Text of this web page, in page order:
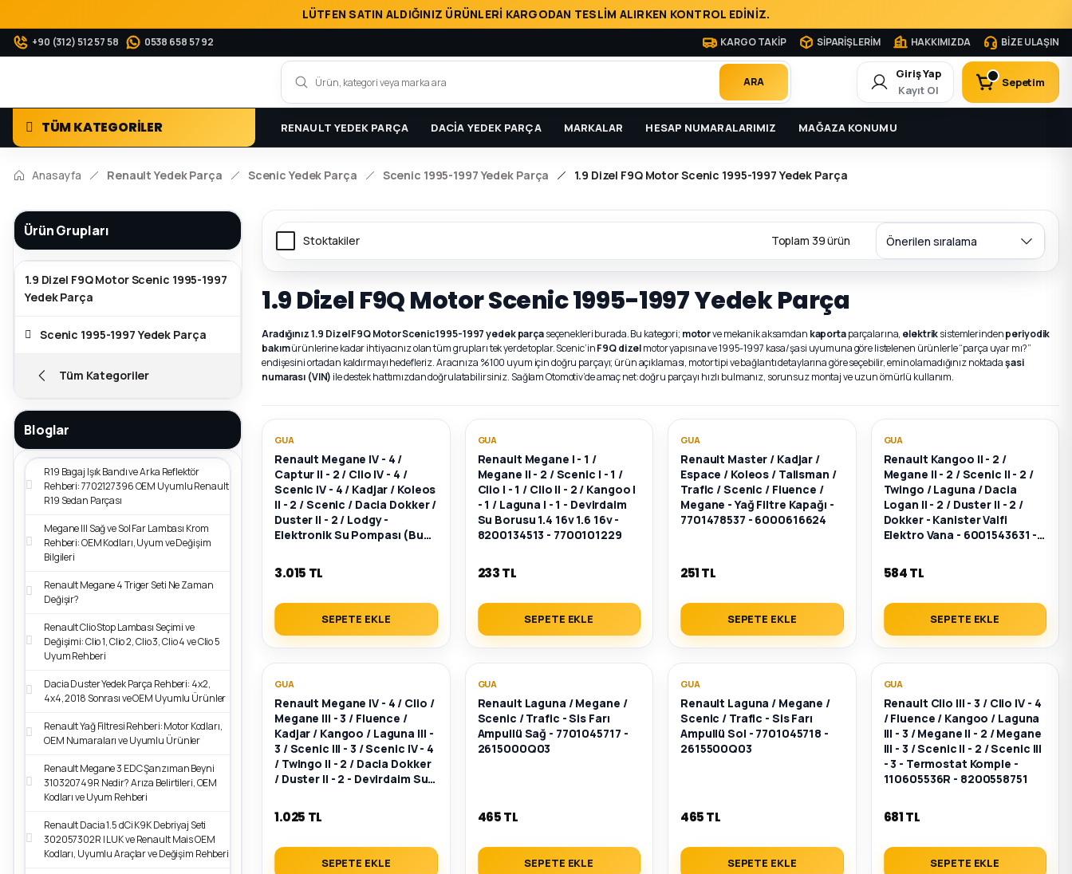
LÜTFEN SATIN ALDIĞINIZ ÜRÜNLERİ KARGODAN TESLİM ALIRKEN KONTROL EDİNİZ.
+90 (312) 512 57 58 0538 658 57 92 KARGO TAKİP SİPARİŞLERİM HAKKIMIZDA BİZE ULAŞIN
ARA
Giriş Yap
Kayıt Ol
Sepetim
TÜM KATEGORİLER RENAULT YEDEK PARÇA DACİA YEDEK PARÇA MARKALAR HESAP NUMARALARIMIZ MAĞAZA KONUMU
Anasayfa Renault Yedek Parça Scenic Yedek Parça Scenic 1995-1997 Yedek Parça 1.9 Dizel F9Q Motor Scenic 1995-1997 Yedek Parça
Ürün Grupları
1.9 Dizel F9Q Motor Scenic 1995-1997
Yedek Parça
Scenic 1995-1997 Yedek Parça
Tüm Kategoriler
Bloglar
R19 Bagaj Işık Bandı ve Arka Reflektör
Rehberi: 7702127396 OEM Uyumlu Renault
R19 Sedan Parçası
Megane III Sağ ve Sol Far Lambası Krom
Rehberi: OEM Kodları, Uyum ve Değişim
Bilgileri
Renault Megane 4 Triger Seti Ne Zaman
Değişir?
Renault Clio Stop Lambası Seçimi ve
Değişimi: Clio 1, Clio 2, Clio 3, Clio 4 ve Clio 5
Uyum Rehberi
Dacia Duster Yedek Parça Rehberi: 4x2,
4x4, 2018 Sonrası ve OEM Uyumlu Ürünler
Renault Yağ Filtresi Rehberi: Motor Kodları,
OEM Numaraları ve Uyumlu Ürünler
Renault Megane 3 EDC Şanzıman Beyni
310320749R Nedir? Arıza Belirtileri, OEM
Kodları ve Uyum Rehberi
Renault Dacia 1.5 dCi K9K Debriyaj Seti
302057302R | LUK ve Renault Mais OEM
Kodları, Uyumlu Araçlar ve Değişim Rehberi
Stoktakiler Toplam 39 ürün
1.9 Dizel F9Q Motor Scenic 1995-1997 Yedek Parça
Aradığınız 1.9 Dizel F9Q Motor Scenic 1995-1997 yedek parçaseçenekleri burada. Bu kategori; motorve mekanik aksamdan kaportaparçalarına, elektriksistemlerindenperiyodik
bakımürünlerine kadar ihtiyacınız olan tüm grupları tek yerde toplar. Scenic’inF9Q dizelmotor yapısına ve 1995-1997 kasa/şasi uyumuna göre listelenen ürünlerle “parça uyar mı?”
endişesini ortadan kaldırmayı hedefleriz. Aracınıza %100 uyum için doğru parçayı; ürün açıklaması, motor tipi ve bağlantı detaylarına göre seçebilir, emin olamadığınız noktadaşasi
numarası (VIN) ile destek hattımızdan doğrulatabilirsiniz. Sağlam Otomotiv’de amaç net: doğru parçayı hızlı bulmanız, sorunsuz montaj ve uzun ömürlü kullanım.
GUA
Renault Megane IV - 4 /
Captur II - 2 / Clio IV - 4 /
Scenic IV - 4 / Kadjar / Koleos
II - 2 / Scenic / Dacia Dokker /
Duster II - 2 / Lodgy -
Elektronik Su Pompası (Bu
144B00004R
3.015 TL
SEPETE EKLE
GUA
Renault Megane I - 1 /
Megane II - 2 / Scenic I - 1 /
Clio I - 1 / Clio II - 2 / Kangoo I
- 1 / Laguna I - 1 - Devirdaim
Su Borusu 1.4 16v 1.6 16v -
8200134513 - 7700101229
233 TL
SEPETE EKLE
GUA
Renault Master / Kadjar /
Espace / Koleos / Talisman /
Trafic / Scenic / Fluence /
Megane - Yağ Filtre Kapağı -
7701478537 - 6000616624
251 TL
SEPETE EKLE
GUA
Renault Kangoo II - 2 /
Megane II - 2 / Scenic II - 2 /
Twingo / Laguna / Dacia
Logan II - 2 / Duster II - 2 /
Dokker - Kanister Valfi
Elektro Vana - 6001543631 -
584 TL
SEPETE EKLE
GUA
Renault Megane IV - 4 / Clio /
Megane III - 3 / Fluence /
Kadjar / Kangoo / Laguna III -
3 / Scenic III - 3 / Scenic IV - 4
/ Twingo II - 2 / Dacia Dokker
/ Duster II - 2 - Devirdaim Su
8660003373
1.025 TL
SEPETE EKLE
GUA
Renault Laguna / Megane /
Scenic / Trafic - Sis Farı
Ampullü Sağ - 7701045717 -
2615000Q03
465 TL
SEPETE EKLE
GUA
Renault Laguna / Megane /
Scenic / Trafic - Sis Farı
Ampullü Sol - 7701045718 -
2615500Q03
465 TL
SEPETE EKLE
GUA
Renault Clio III - 3 / Clio IV - 4
/ Fluence / Kangoo / Laguna
III - 3 / Megane II - 2 / Megane
III - 3 / Scenic II - 2 / Scenic III
- 3 - Termostat Komple -
110605536R - 8200558751
681 TL
SEPETE EKLE